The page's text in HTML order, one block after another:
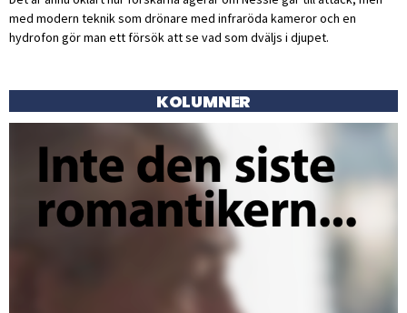
med modern teknik som drönare med infraröda kameror och en
hydrofon gör man ett försök att se vad som dväljs i djupet.
KOLUMNER